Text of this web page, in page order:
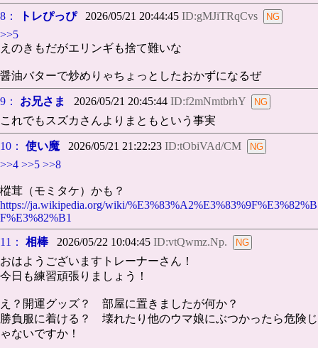
8： トレぴっぴ2026/05/21 20:44:45 ID:gMJiTRqCvs
>>5
えのきもだがエリンギも捨て難いな
醤油バターで炒めりゃちょっとしたおかずになるぜ
9： お兄さま 2026/05/21 20:45:44 ID:f2mNmtbrhY
これでもスズカさんよりまともという事実
10： 使い魔 2026/05/21 21:22:23 ID:tObiVAd/CM
>>4 >>5 >>8
樅茸（モミタケ）かも？
https://ja.wikipedia.org/wiki/%E3%83%A2%E3%83%9F%E3%82%B
F%E3%82%B1
11：
相棒2026/05/22 10:04:45 ID:vtQwmz.Np.
おはようございますトレーナーさん！
今日も練習頑張りましょう！
え？開運グッズ？ 部屋に置きましたが何か？
勝負服に着ける？ 壊れたり他のウマ娘にぶつかったら危険じ
ゃないですか！